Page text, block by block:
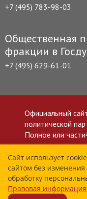
+7 (495) 783-98-03
Общественная
фракции в
+7 (495) 629-61-01
Официальный
политической
Полное или
приветствуется
Политика в
данных
Все материалы
лицензии Creative
Сайт использует
сайтом без изменения
обработку
Правовая информация